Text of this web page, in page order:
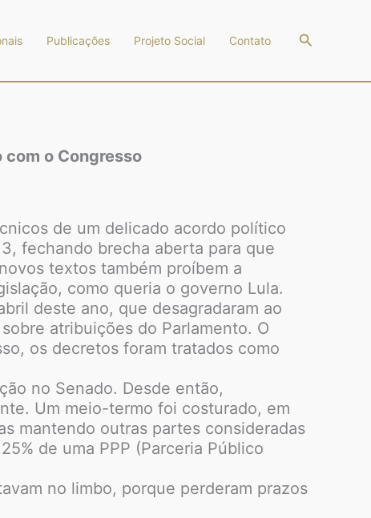
Publicações Projeto Social Contato Pesquisar
o Congresso
de um delicado acordo político
fechando brecha aberta para que
textos também proíbem a
como queria o governo Lula.
deste ano, que desagradaram ao
atribuições do Parlamento. O
os decretos foram tratados como
no Senado. Desde então,
Um meio-termo foi costurado, em
mantendo outras partes consideradas
de uma PPP (Parceria Público
no limbo, porque perderam prazos